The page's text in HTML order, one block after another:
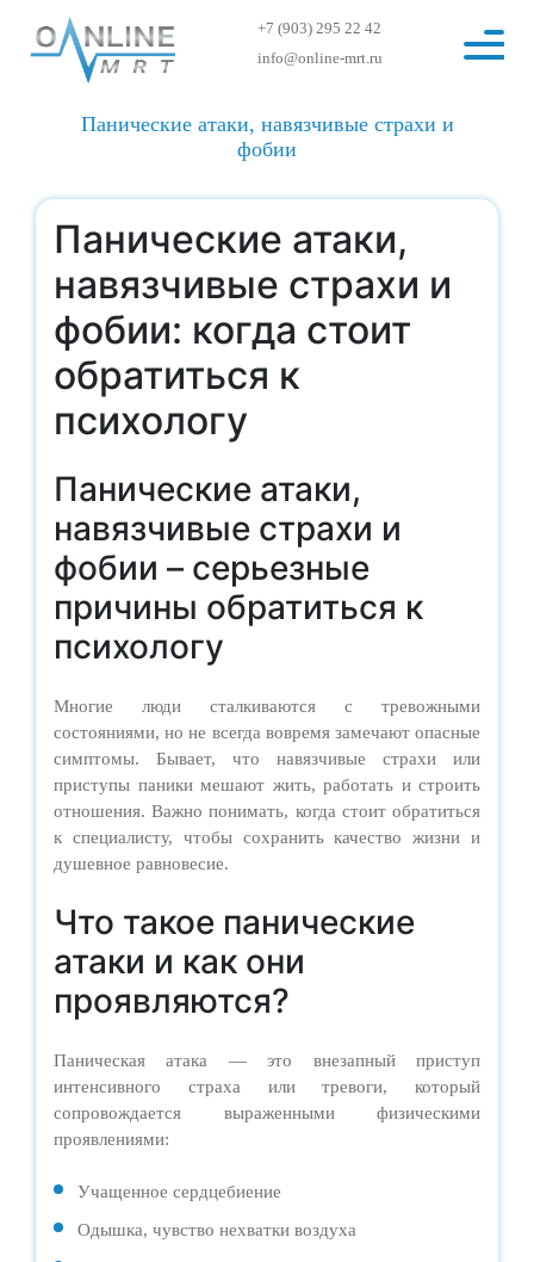
+7 (903) 295 22 42
info@online-mrt.ru
Панические атаки, навязчивые страхи и
фобии
Панические атаки,
навязчивые страхи и
фобии: когда стоит
обратиться к
психологу
Панические атаки,
навязчивые страхи и
фобии – серьезные
причины обратиться к
психологу
Многие люди сталкиваются с тревожными
состояниями, но не всегда вовремя замечают опасные
симптомы. Бывает, что навязчивые страхи или
приступы паники мешают жить, работать и строить
отношения. Важно понимать, когда стоит обратиться
к специалисту, чтобы сохранить качество жизни и
душевное равновесие.
Что такое панические
атаки и как они
проявляются?
Паническая атака — это внезапный приступ
интенсивного страха или тревоги, который
сопровождается выраженными физическими
проявлениями:
Учащенное сердцебиение
Одышка, чувство нехватки воздуха